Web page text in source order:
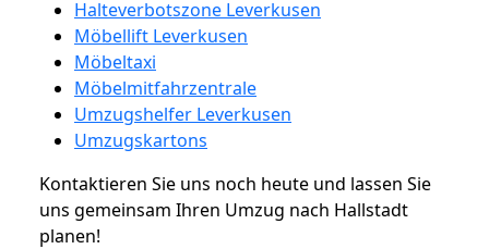
Halteverbotszone Leverkusen
Möbellift Leverkusen
Möbeltaxi
Möbelmitfahrzentrale
Umzugshelfer Leverkusen
Umzugskartons
Kontaktieren Sie uns noch heute und lassen Sie
uns gemeinsam Ihren Umzug nach Hallstadt
planen!